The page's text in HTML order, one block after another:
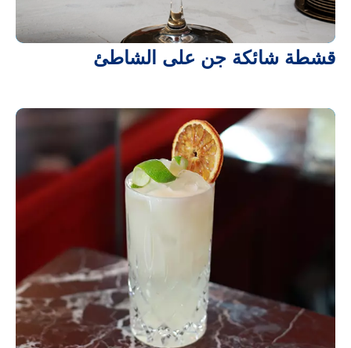
قشطة شائكة جن على الشاطئ